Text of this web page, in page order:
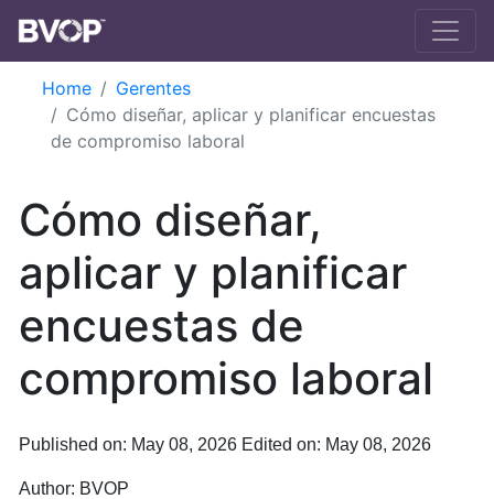
Skip to main content
Home
Gerentes
Cómo diseñar, aplicar y planificar encuestas
de compromiso laboral
Cómo diseñar,
aplicar y planificar
encuestas de
compromiso laboral
Published on: May 08, 2026 Edited on: May 08, 2026
Author: BVOP